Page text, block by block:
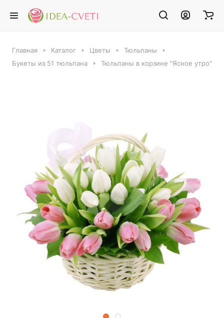
Главная Каталог Цветы
Тюльпаны
Букеты из 51 тюльпана
Тюльпаны в корзине "Ясное утро"